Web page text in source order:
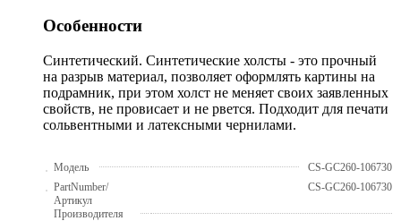
Особенности
Синтетический. Синтетические холсты - это прочный
на разрыв материал, позволяет оформлять картины на
подрамник, при этом холст не меняет своих заявленных
свойств, не провисает и не рвется. Подходит для печати
сольвентными и латексными чернилами.
Модель
CS-GC260-106730
PartNumber/
Артикул
Производителя
CS-GC260-106730